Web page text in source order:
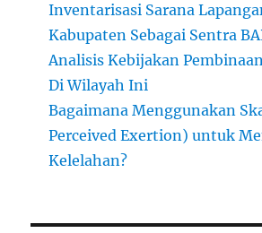
Inventarisasi Sarana
Kabupaten Sebagai Sentra
Analisis Kebijakan
Di Wilayah Ini
Bagaimana Menggunakan
Perceived Exertion) untuk
Kelelahan?